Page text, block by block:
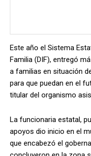
Este año el Sistema
Familia (DIF), entregó
a familias en situación
para que puedan en el
titular del organismo
La funcionaria estatal,
apoyos dio inicio en el
que encabezó el